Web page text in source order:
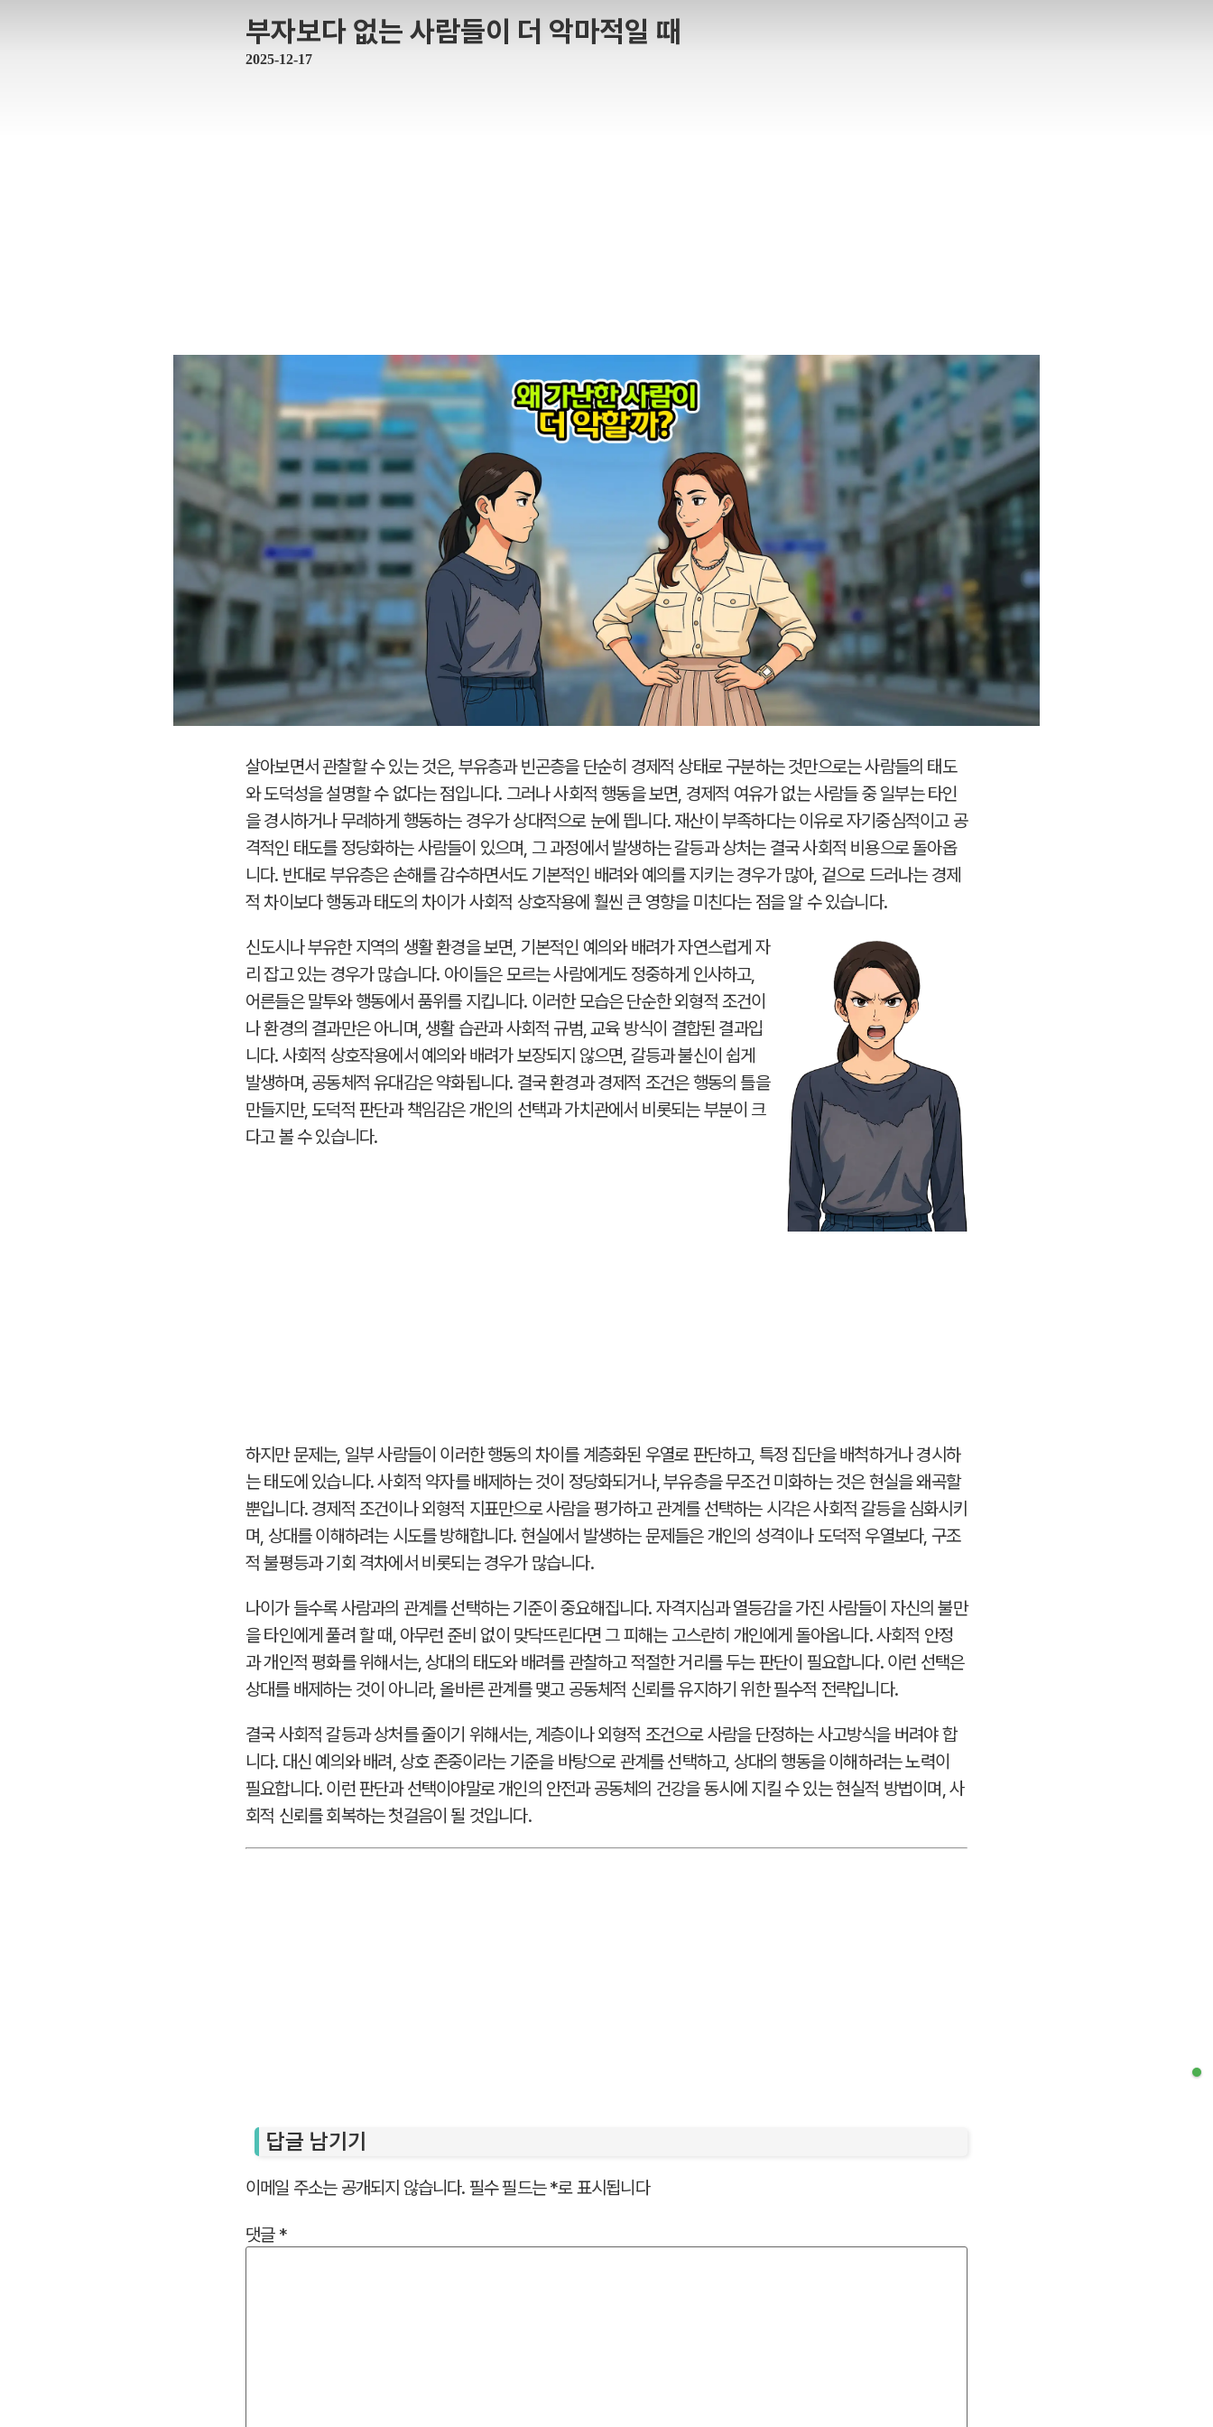
부자보다 없는 사람들이 더 악마적일 때
2025-12-17
살아보면서 관찰할 수 있는 것은, 부유층과 빈곤층을 단순히 경제적 상태로 구분하는 것만으로는 사람들의 태도
와 도덕성을 설명할 수 없다는 점입니다. 그러나 사회적 행동을 보면, 경제적 여유가 없는 사람들 중 일부는 타인
을 경시하거나 무례하게 행동하는 경우가 상대적으로 눈에 띕니다. 재산이 부족하다는 이유로 자기중심적이고 공
격적인 태도를 정당화하는 사람들이 있으며, 그 과정에서 발생하는 갈등과 상처는 결국 사회적 비용으로 돌아옵
니다. 반대로 부유층은 손해를 감수하면서도 기본적인 배려와 예의를 지키는 경우가 많아, 겉으로 드러나는 경제
적 차이보다 행동과 태도의 차이가 사회적 상호작용에 훨씬 큰 영향을 미친다는 점을 알 수 있습니다.
신도시나 부유한 지역의 생활 환경을 보면, 기본적인 예의와 배려가 자연스럽게 자
리 잡고 있는 경우가 많습니다. 아이들은 모르는 사람에게도 정중하게 인사하고,
어른들은 말투와 행동에서 품위를 지킵니다. 이러한 모습은 단순한 외형적 조건이
나 환경의 결과만은 아니며, 생활 습관과 사회적 규범, 교육 방식이 결합된 결과입
니다. 사회적 상호작용에서 예의와 배려가 보장되지 않으면, 갈등과 불신이 쉽게
발생하며, 공동체적 유대감은 약화됩니다. 결국 환경과 경제적 조건은 행동의 틀을
만들지만, 도덕적 판단과 책임감은 개인의 선택과 가치관에서 비롯되는 부분이 크
다고 볼 수 있습니다.
하지만 문제는, 일부 사람들이 이러한 행동의 차이를 계층화된 우열로 판단하고, 특정 집단을 배척하거나 경시하
는 태도에 있습니다. 사회적 약자를 배제하는 것이 정당화되거나, 부유층을 무조건 미화하는 것은 현실을 왜곡할
뿐입니다. 경제적 조건이나 외형적 지표만으로 사람을 평가하고 관계를 선택하는 시각은 사회적 갈등을 심화시키
며, 상대를 이해하려는 시도를 방해합니다. 현실에서 발생하는 문제들은 개인의 성격이나 도덕적 우열보다, 구조
적 불평등과 기회 격차에서 비롯되는 경우가 많습니다.
나이가 들수록 사람과의 관계를 선택하는 기준이 중요해집니다. 자격지심과 열등감을 가진 사람들이 자신의 불만
을 타인에게 풀려 할 때, 아무런 준비 없이 맞닥뜨린다면 그 피해는 고스란히 개인에게 돌아옵니다. 사회적 안정
과 개인적 평화를 위해서는, 상대의 태도와 배려를 관찰하고 적절한 거리를 두는 판단이 필요합니다. 이런 선택은
상대를 배제하는 것이 아니라, 올바른 관계를 맺고 공동체적 신뢰를 유지하기 위한 필수적 전략입니다.
결국 사회적 갈등과 상처를 줄이기 위해서는, 계층이나 외형적 조건으로 사람을 단정하는 사고방식을 버려야 합
니다. 대신 예의와 배려, 상호 존중이라는 기준을 바탕으로 관계를 선택하고, 상대의 행동을 이해하려는 노력이
필요합니다. 이런 판단과 선택이야말로 개인의 안전과 공동체의 건강을 동시에 지킬 수 있는 현실적 방법이며, 사
회적 신뢰를 회복하는 첫걸음이 될 것입니다.
답글 남기기
이메일 주소는 공개되지 않습니다. 필수 필드는*로 표시됩니다
댓글 *